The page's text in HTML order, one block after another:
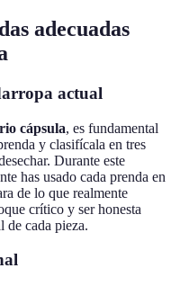
adecuadas
actual
cápsula, es fundamental
y clasifícala en tres
Durante este
has usado cada prenda en
de lo que realmente
crítico y ser honesta
de cada pieza.